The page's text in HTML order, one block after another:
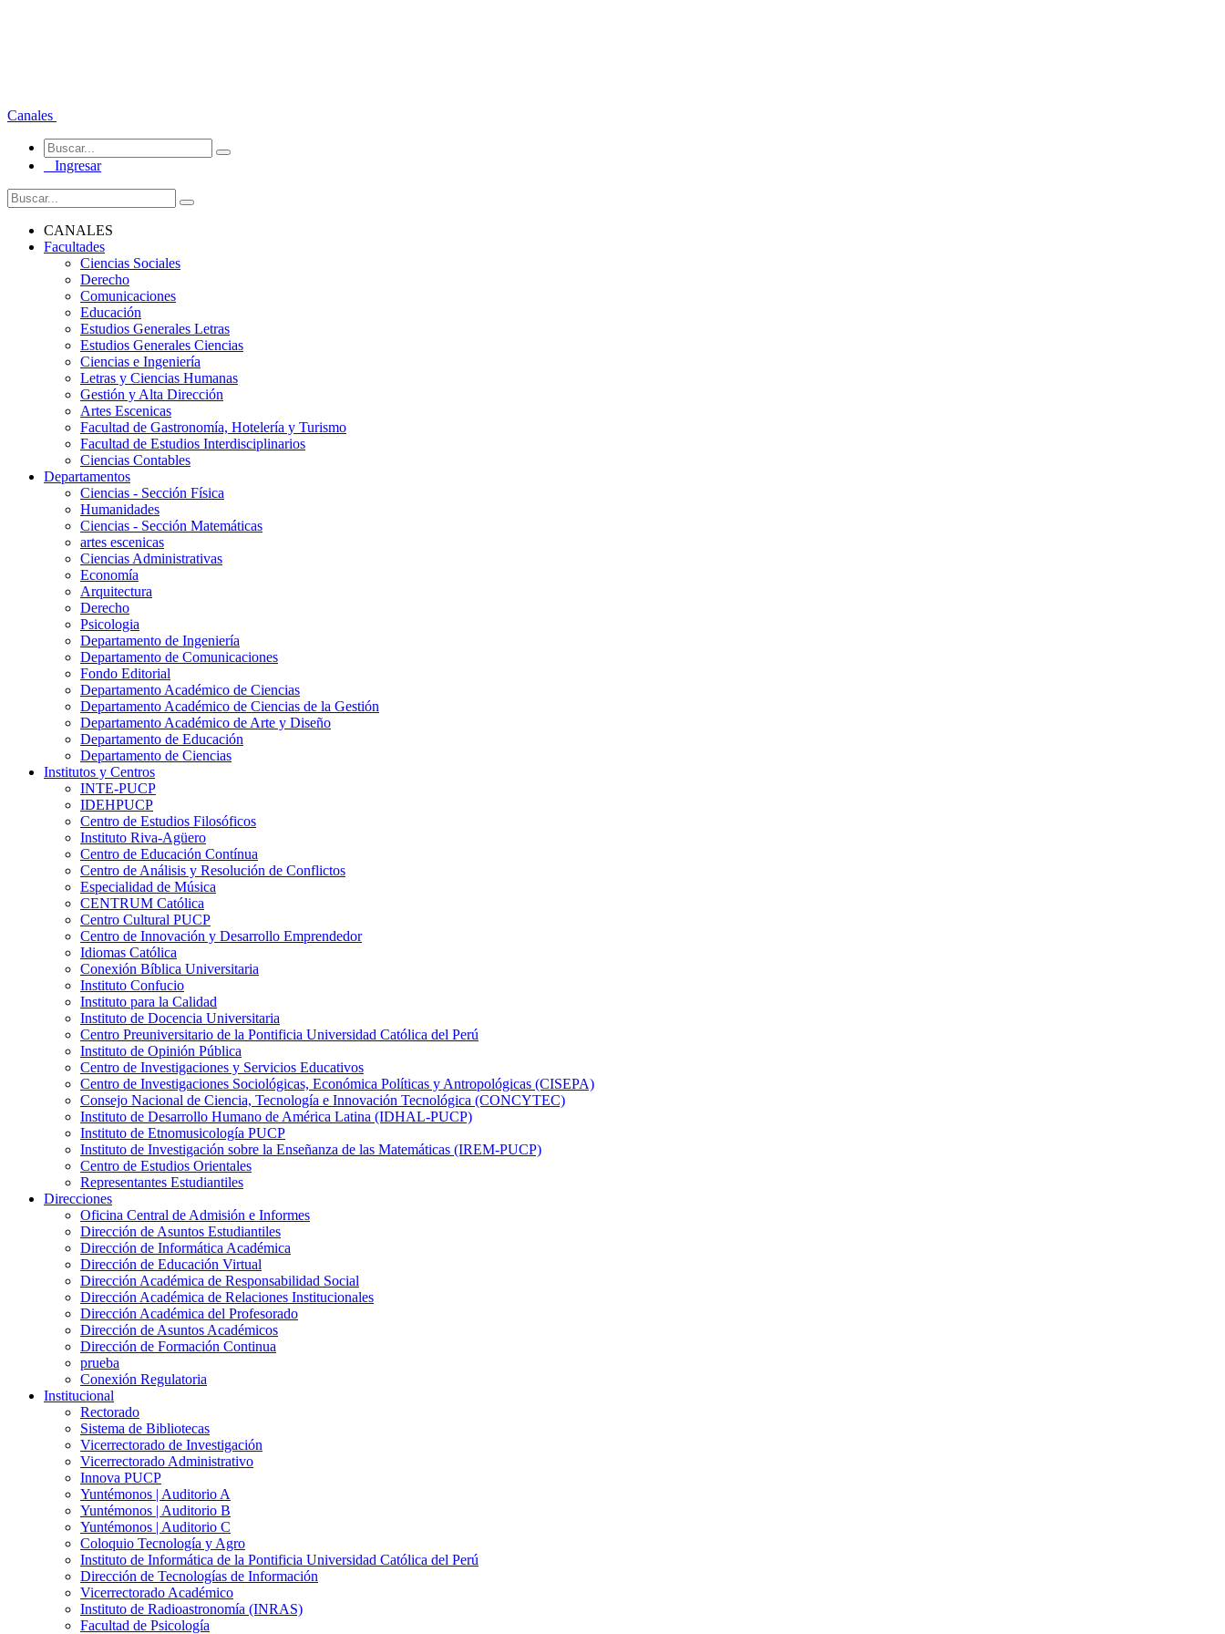
Canales
Ingresar
CANALES
Facultades
Ciencias Sociales
Derecho
Comunicaciones
Educación
Estudios Generales Letras
Estudios Generales Ciencias
Ciencias e Ingeniería
Letras y Ciencias Humanas
Gestión y Alta Dirección
Artes Escenicas
Facultad de Gastronomía, Hotelería y Turismo
Facultad de Estudios Interdisciplinarios
Ciencias Contables
Departamentos
Ciencias - Sección Física
Humanidades
Ciencias - Sección Matemáticas
artes escenicas
Ciencias Administrativas
Economía
Arquitectura
Derecho
Psicologia
Departamento de Ingeniería
Departamento de Comunicaciones
Fondo Editorial
Departamento Académico de Ciencias
Departamento Académico de Ciencias de la Gestión
Departamento Académico de Arte y Diseño
Departamento de Educación
Departamento de Ciencias
Institutos y Centros
INTE-PUCP
IDEHPUCP
Centro de Estudios Filosóficos
Instituto Riva-Agüero
Centro de Educación Contínua
Centro de Análisis y Resolución de Conflictos
Especialidad de Música
CENTRUM Católica
Centro Cultural PUCP
Centro de Innovación y Desarrollo Emprendedor
Idiomas Católica
Conexión Bíblica Universitaria
Instituto Confucio
Instituto para la Calidad
Instituto de Docencia Universitaria
Centro Preuniversitario de la Pontificia Universidad Católica del Perú
Instituto de Opinión Pública
Centro de Investigaciones y Servicios Educativos
Centro de Investigaciones Sociológicas, Económica Políticas y Antropológicas (CISEPA)
Consejo Nacional de Ciencia, Tecnología e Innovación Tecnológica (CONCYTEC)
Instituto de Desarrollo Humano de América Latina (IDHAL-PUCP)
Instituto de Etnomusicología PUCP
Instituto de Investigación sobre la Enseñanza de las Matemáticas (IREM-PUCP)
Centro de Estudios Orientales
Representantes Estudiantiles
Direcciones
Oficina Central de Admisión e Informes
Dirección de Asuntos Estudiantiles
Dirección de Informática Académica
Dirección de Educación Virtual
Dirección Académica de Responsabilidad Social
Dirección Académica de Relaciones Institucionales
Dirección Académica del Profesorado
Dirección de Asuntos Académicos
Dirección de Formación Continua
prueba
Conexión Regulatoria
Institucional
Rectorado
Sistema de Bibliotecas
Vicerrectorado de Investigación
Vicerrectorado Administrativo
Innova PUCP
Yuntémonos | Auditorio A
Yuntémonos | Auditorio B
Yuntémonos | Auditorio C
Coloquio Tecnología y Agro
Instituto de Informática de la Pontificia Universidad Católica del Perú
Dirección de Tecnologías de Información
Vicerrectorado Académico
Instituto de Radioastronomía (INRAS)
Facultad de Psicología